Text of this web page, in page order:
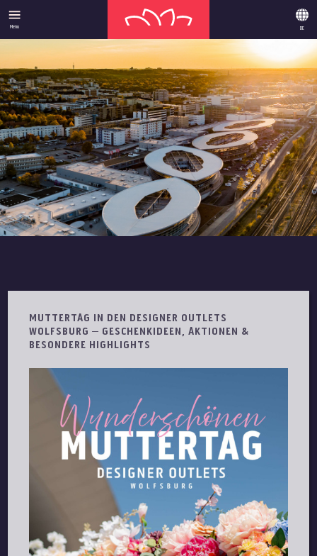
Menu DE
MUTTERTAG IN DEN DESIGNER OUTLETS
WOLFSBURG – GESCHENKIDEEN, AKTIONEN &
BESONDERE HIGHLIGHTS